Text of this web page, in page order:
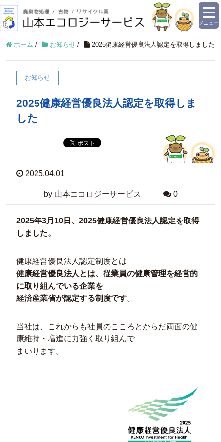
メニュー
ホーム / お知らせ / 2025健康経営優良法人認定を取得しました
お知らせ
2025健康経営優良法人認定を取得しま
した
2025.04.01
by 山本エコロジーサービス 0
2025年3月10日、2025健康経営優良法人認定を取得
しました。
健康経営優良法人認定制度とは
健康経営優良法人とは、従業員の健康管理を経営的
に取り組んでいる企業を
経済産業省が認定する制度です。
当社は、これからも社員のこころとからだ両面の健
康維持・増進に力強く取り組んで
まいります。